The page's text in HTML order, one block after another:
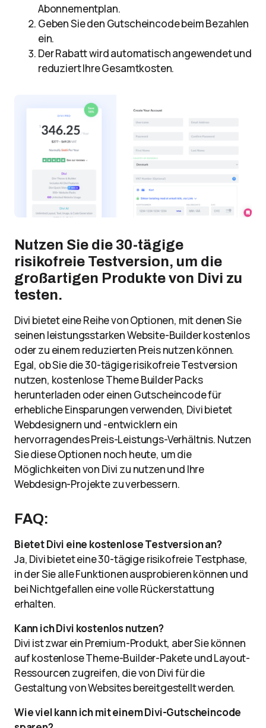
Abonnementplan.
Geben Sie den Gutscheincode beim Bezahlen
ein.
Der Rabatt wird automatisch angewendet und
reduziert Ihre Gesamtkosten.
Nutzen Sie die 30-tägige
risikofreie Testversion, um die
großartigen Produkte von Divi zu
testen.
Divi bietet eine Reihe von Optionen, mit denen Sie
seinen leistungsstarken Website-Builder kostenlos
oder zu einem reduzierten Preis nutzen können.
Egal, ob Sie die 30-tägige risikofreie Testversion
nutzen, kostenlose Theme Builder Packs
herunterladen oder einen Gutscheincode für
erhebliche Einsparungen verwenden, Divi bietet
Webdesignern und -entwicklern ein
hervorragendes Preis-Leistungs-Verhältnis. Nutzen
Sie diese Optionen noch heute, um die
Möglichkeiten von Divi zu nutzen und Ihre
Webdesign-Projekte zu verbessern.
FAQ:
Bietet Divi eine kostenlose Testversion an?
Ja, Divi bietet eine 30-tägige risikofreie Testphase,
in der Sie alle Funktionen ausprobieren können und
bei Nichtgefallen eine volle Rückerstattung
erhalten.
Kann ich Divi kostenlos nutzen?
Divi ist zwar ein Premium-Produkt, aber Sie können
auf kostenlose Theme-Builder-Pakete und Layout-
Ressourcen zugreifen, die von Divi für die
Gestaltung von Websites bereitgestellt werden.
Wie viel kann ich mit einem Divi-Gutscheincode